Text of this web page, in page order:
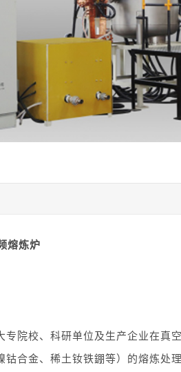
熔炼炉
专院校、科研单位及生产企业在真
钴合金、稀土钕铁錋等）的熔炼处